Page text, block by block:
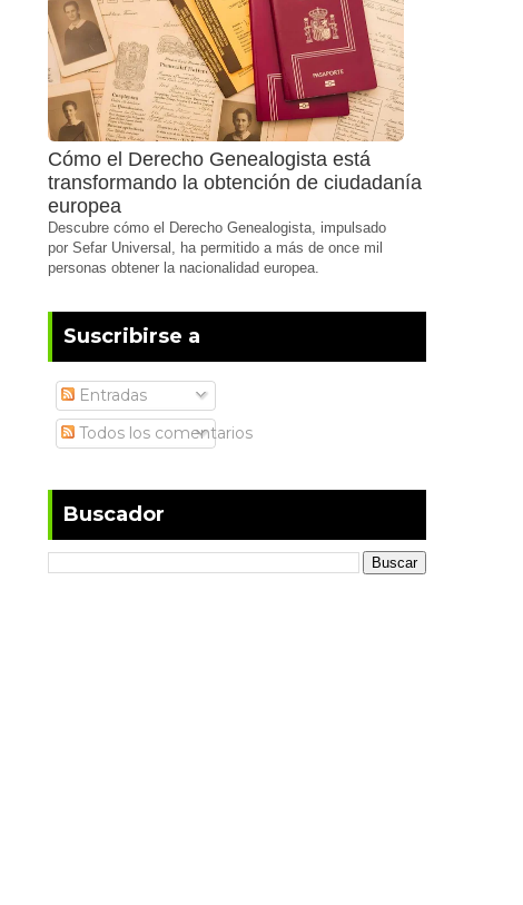
Cómo el Derecho Genealogista está
transformando la obtención de ciudadanía
europea
Descubre cómo el Derecho Genealogista, impulsado
por Sefar Universal, ha permitido a más de once mil
personas obtener la nacionalidad europea.
Suscribirse a
Entradas
Todos los comentarios
Buscador